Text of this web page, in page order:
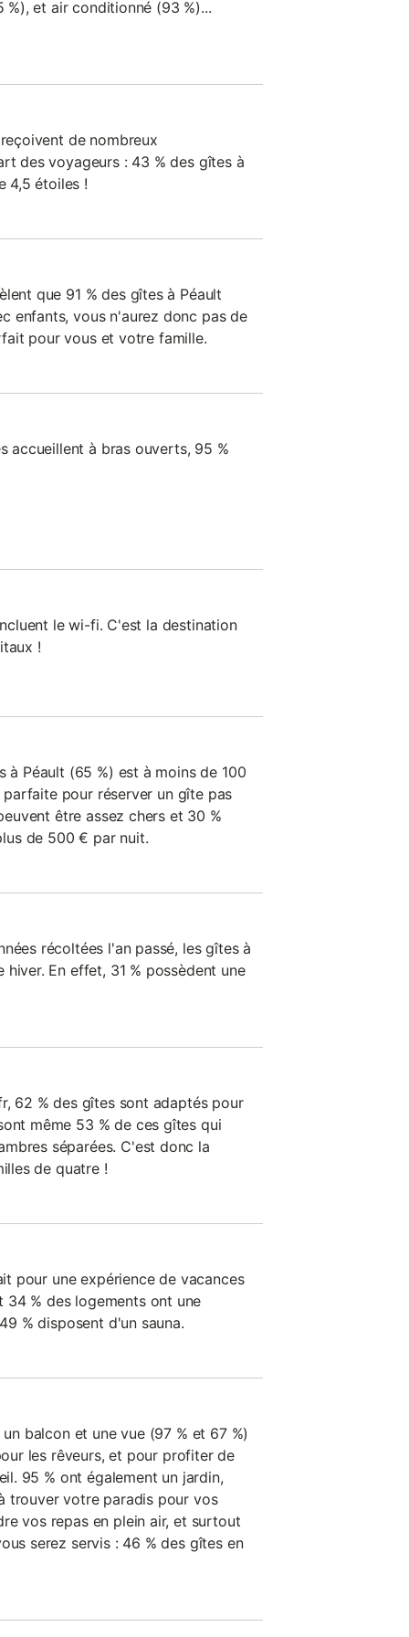
et air conditionné (93 %)...
de nombreux
des voyageurs : 43 % des gîtes à
4,5 étoiles !
que 91 % des gîtes à Péault
enfants, vous n'aurez donc pas de
pour vous et votre famille.
accueillent à bras ouverts, 95 %
le wi-fi. C'est la destination
!
à Péault (65 %) est à moins de 100
pour réserver un gîte pas
être assez chers et 30 %
de 500 € par nuit.
récoltées l'an passé, les gîtes à
En effet, 31 % possèdent une
62 % des gîtes sont adaptés pour
même 53 % de ces gîtes qui
séparées. C'est donc la
de quatre !
pour une expérience de vacances
34 % des logements ont une
% disposent d'un sauna.
balcon et une vue (97 % et 67 %)
les rêveurs, et pour profiter de
95 % ont également un jardin,
trouver votre paradis pour vos
vos repas en plein air, et surtout
serez servis : 46 % des gîtes en